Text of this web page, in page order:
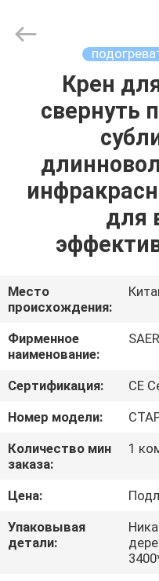
ГЛАВНАЯ
СТРАНИЦА
ПРОДУКЦИЯ
РОЛИКИ
КОМПАНИИ
НАША
ФАБРИКА
КОНТРОЛЬ
КАЧЕСТВА
КОНТАКТНЫЕ
ДАННЫЕ
Supplier
Крен
свернуть
для
Место
происхождения:
Фирменное
наименование:
SAER
Сертификация:
CE
Номер модели:
Количество мин
заказа:
1
Цена:
Упаковывая
детали: